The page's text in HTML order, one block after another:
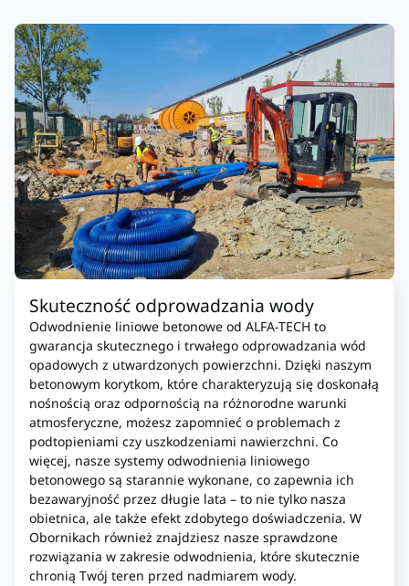
Skuteczność odprowadzania wody
Odwodnienie liniowe betonowe od ALFA-TECH to
gwarancja skutecznego i trwałego odprowadzania wód
opadowych z utwardzonych powierzchni. Dzięki naszym
betonowym korytkom, które charakteryzują się doskonałą
nośnością oraz odpornością na różnorodne warunki
atmosferyczne, możesz zapomnieć o problemach z
podtopieniami czy uszkodzeniami nawierzchni. Co
więcej, nasze systemy odwodnienia liniowego
betonowego są starannie wykonane, co zapewnia ich
bezawaryjność przez długie lata – to nie tylko nasza
obietnica, ale także efekt zdobytego doświadczenia. W
Obornikach również znajdziesz nasze sprawdzone
rozwiązania w zakresie odwodnienia, które skutecznie
chronią Twój teren przed nadmiarem wody.